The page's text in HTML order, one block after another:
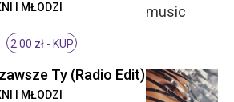
I MŁODZI
2.00 zł - KUP
Ty (Radio Edit)
I MŁODZI